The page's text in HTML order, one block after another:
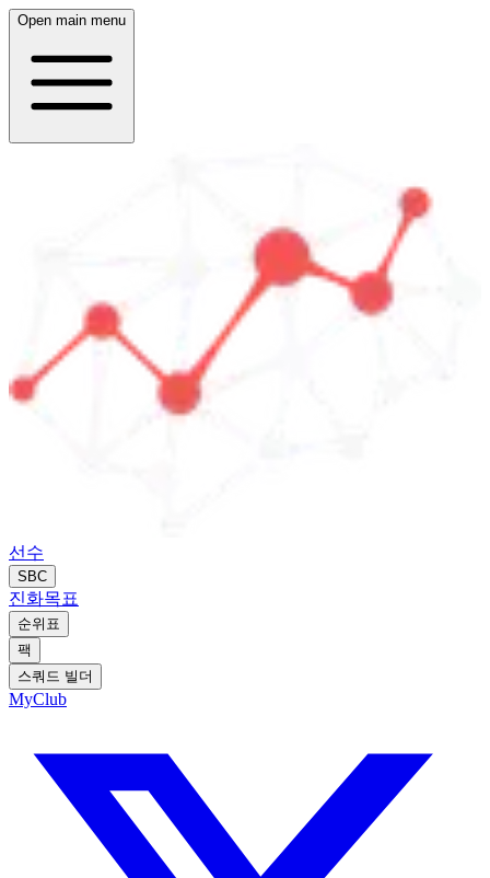
Open main menu
선수
SBC
진화목표
순위표
팩
스쿼드 빌더
MyClub